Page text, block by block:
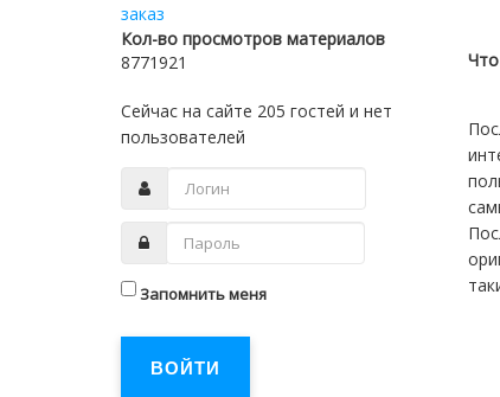
заказ
Кол-во просмотров материалов
8771921
Сейчас на сайте 205 гостей и нет
пользователей
Запомнить меня
ВОЙТИ